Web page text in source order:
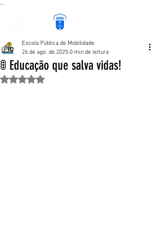
🚦 Educação que salva vidas!
Escola Pública de Mobilidade
26 de ago. de 2025 0 min de leitura
Avaliado com NaN de 5 estrelas.